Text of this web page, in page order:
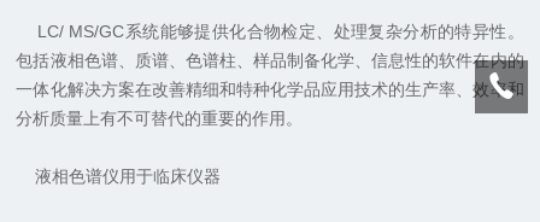
LC/ MS/GC系统能够提供化合物检定、处理复杂分析的特异性。
包括液相色谱、质谱、色谱柱、样品制备化学、信息性的软件在内的
一体化解决方案在改善精细和特种化学品应用技术的生产率、效率和
分析质量上有不可替代的重要的作用。
液相色谱仪用于临床仪器